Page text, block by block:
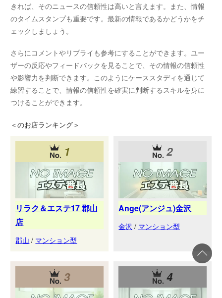
きれば、そのニュースの信頼性は高いと言えます。また、情報
のタイムスタンプも重要です。最新の情報であるかどうかをチ
ェックしましょう。
さらにコメントやリプライも参考にすることができます。ユー
ザーの反応やフィードバックを見ることで、その情報の信頼性
や影響力を判断できます。このようにケーススタディを通じて
練習することで、情報の信頼性を確実に判断するスキルを身に
つけることができます。
＜のお店ランキング＞
1
リラク＆エステ17 郡山
店
郡山 / マンション型
2
Ange(アンジュ)金沢
金沢 / マンション型
3 4